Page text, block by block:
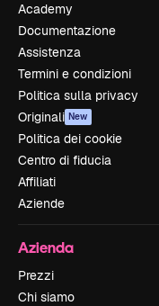
Academy
Documentazione
Assistenza
Termini e condizioni
Politica sulla privacy
Originali New
Politica dei cookie
Centro di fiducia
Affiliati
Aziende
Azienda
Prezzi
Chi siamo